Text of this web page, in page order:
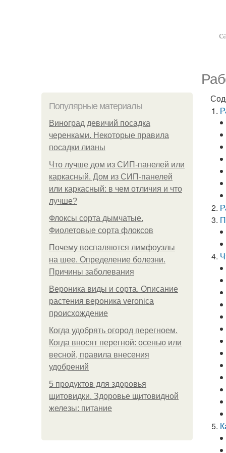
Популярные материалы
Виноград девичий посадка
черенками. Некоторые правила
посадки лианы
Что лучше дом из СИП-панелей или
каркасный. Дом из СИП-панелей
или каркасный: в чем отличия и что
лучше?
Флоксы сорта дымчатые.
Фиолетовые сорта флоксов
Почему воспаляются лимфоузлы
на шее. Определение болезни.
Причины заболевания
Вероника виды и сорта. Описание
растения вероника veronica
происхождение
Когда удобрять огород перегноем.
Когда вносят перегной: осенью или
весной, правила внесения
удобрений
5 продуктов для здоровья
щитовидки. Здоровье щитовидной
железы: питание